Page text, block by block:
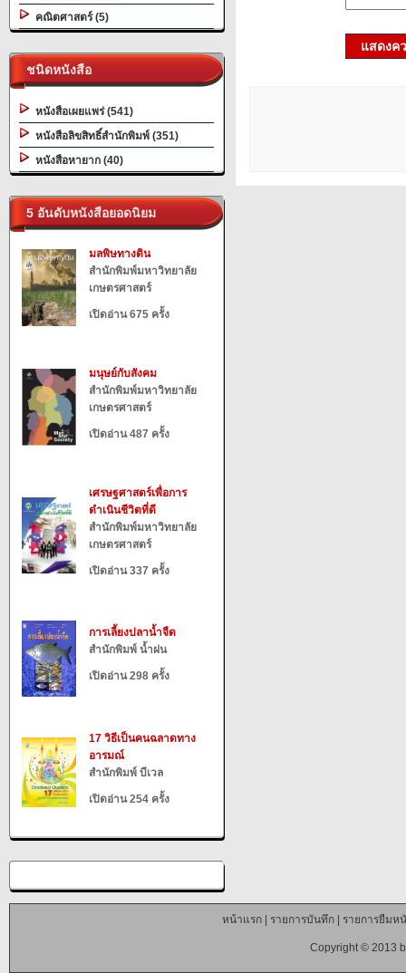
คณิตศาสตร์ (5)
ชนิดหนังสือ
หนังสือเผยแพร่ (541)
หนังสือลิขสิทธิ์สำนักพิมพ์ (351)
หนังสือหายาก (40)
5 อันดับหนังสือยอดนิยม
มลพิษทางดิน
สำนักพิมพ์มหาวิทยาลัย
เกษตรศาสตร์
เปิดอ่าน 675 ครั้ง
มนุษย์กับสังคม
สำนักพิมพ์มหาวิทยาลัย
เกษตรศาสตร์
เปิดอ่าน 487 ครั้ง
เศรษฐศาสตร์เพื่อการ
ดำเนินชีวิตที่ดี
สำนักพิมพ์มหาวิทยาลัย
เกษตรศาสตร์
เปิดอ่าน 337 ครั้ง
การเลี้ยงปลาน้ำจืด
สำนักพิมพ์ น้ำฝน
เปิดอ่าน 298 ครั้ง
17 วิธีเป็นคนฉลาดทาง
อารมณ์
สำนักพิมพ์ บีเวล
เปิดอ่าน 254 ครั้ง
แสดงค
หน้าแรก| รายการบันทึก| รายการยืมห
Copyright © 2013